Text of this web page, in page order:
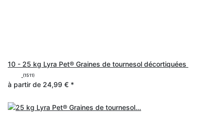
10 - 25 kg Lyra Pet® Graines de tournesol décortiquées
(1511)
à partir de 24,99 € *